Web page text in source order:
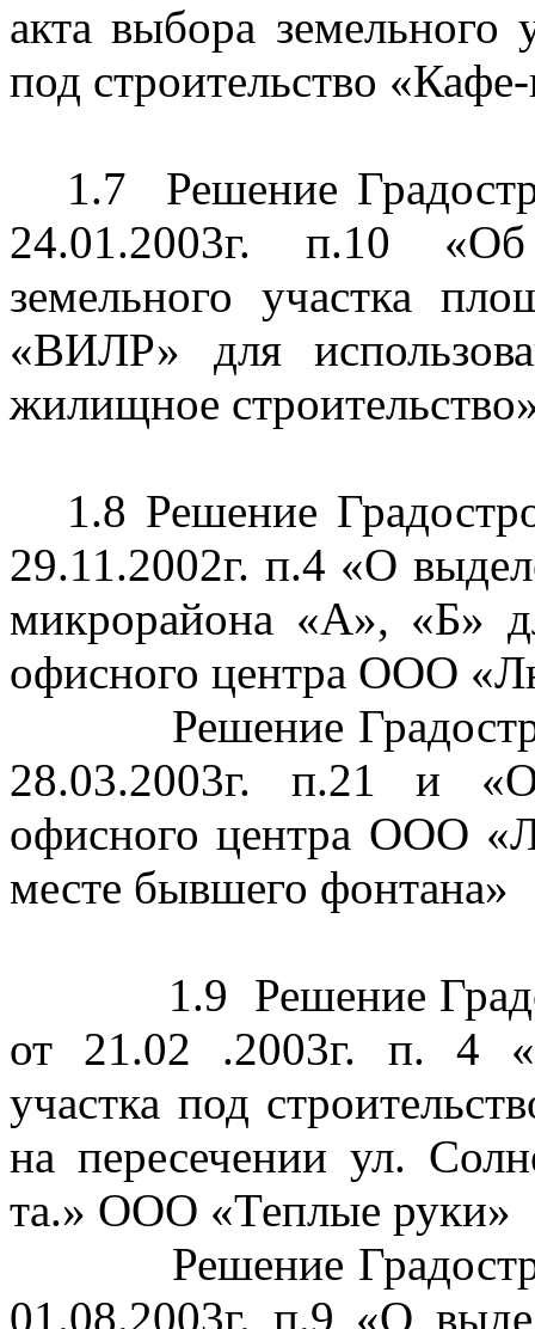
акта выбора земельного
под строительство
1.7
Решение
24.01.2003г. п.10 «Об
земельного участка
«ВИЛР» для
жилищное
1.8 Решение
29.11.2002г. п.4 «О
микрорайона «А», «Б»
офисного центра ООО «
Решение
28.03.2003г. п.21 и «О
офисного центра ООО «
месте бывшего фонтана»
1.9 Решение
от 21.02 .2003г. п. 4
участка под
на пересечении ул.
та.» ООО «Теплые руки»
Решение
01.08.2003г. п.9 «О